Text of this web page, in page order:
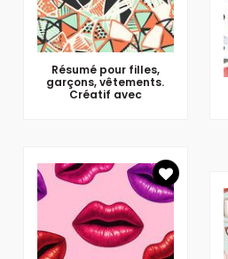
Résumé pour filles,
garçons, vêtements.
Créatif avec